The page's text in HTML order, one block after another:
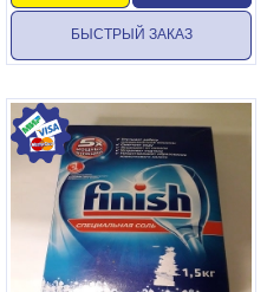
БЫСТРЫЙ ЗАКАЗ